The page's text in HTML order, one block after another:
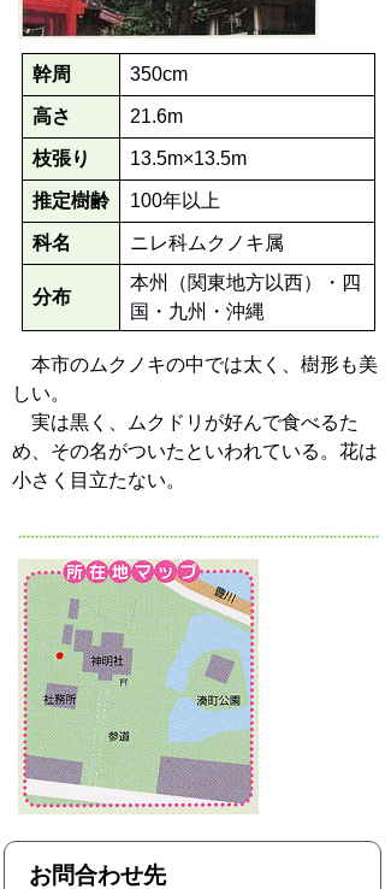
幹周 350cm
高さ 21.6m
枝張り 13.5m×13.5m
推定樹齢 100年以上
科名 ニレ科ムクノキ属
分布
本州（関東地方以西）・四
国・九州・沖縄
本市のムクノキの中では太く、樹形も美
しい。
実は黒く、ムクドリが好んで食べるた
め、その名がついたといわれている。花は
小さく目立たない。
お問合わせ先